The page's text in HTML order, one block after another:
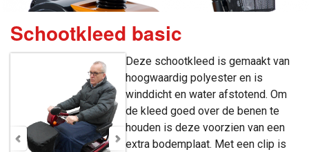
Schootkleed basic
Deze schootkleed is gemaakt van
hoogwaardig polyester en is
winddicht en water afstotend. Om
de kleed goed over de benen te
houden is deze voorzien van een
extra bodemplaat. Met een clip is